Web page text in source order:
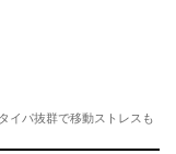
イパ抜群で移動ストレスも